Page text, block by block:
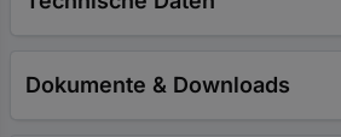
Dokumente & Downloads